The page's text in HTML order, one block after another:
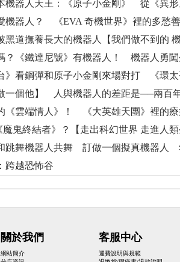
機器人天王：《原子小金剛》 從《異
機器人？ 《EVA 奇機世界》裡的多愁
道撫養長大的機器人【我們做不到
《鐵達尼號》有機器人！ 機器人勇
看鋼彈和原子小金剛來場對打 《環
一個他】 人與機器人的差距是──兩
雲端情人》！ 《大英雄天團》裡的
鬼終結者》？【走出科幻世界 走進
舞機器人共舞 訂做一個擬真機器人
跨越恐怖谷
關於我們
網站簡介
客服中心
運費說明與規範